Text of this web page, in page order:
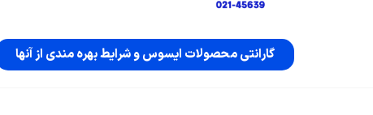
گارانتی محصولات ایسوس و شرایط بهره مندی از آنها